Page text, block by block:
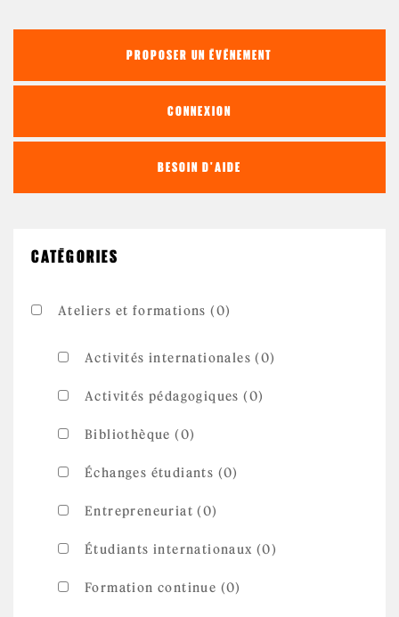
PROPOSER UN ÉVÉNEMENT
CONNEXION
BESOIN D'AIDE
CATÉGORIES
Ateliers et formations (0)
Activités internationales (0)
Activités pédagogiques (0)
Bibliothèque (0)
Échanges étudiants (0)
Entrepreneuriat (0)
Étudiants internationaux (0)
Formation continue (0)